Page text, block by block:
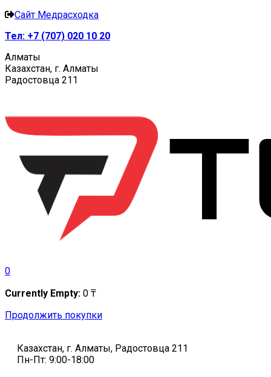
Сайт Медрасходка
Тел: +7 (707) 020 10 20
Алматы
Казахстан, г. Алматы
Радостовца 211
0
Currently Empty: 0 ₸
Продолжить покупки
Казахстан, г. Алматы, Радостовца 211
Пн-Пт: 9:00-18:00